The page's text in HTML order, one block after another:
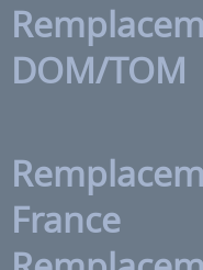
DOM/TOM
France